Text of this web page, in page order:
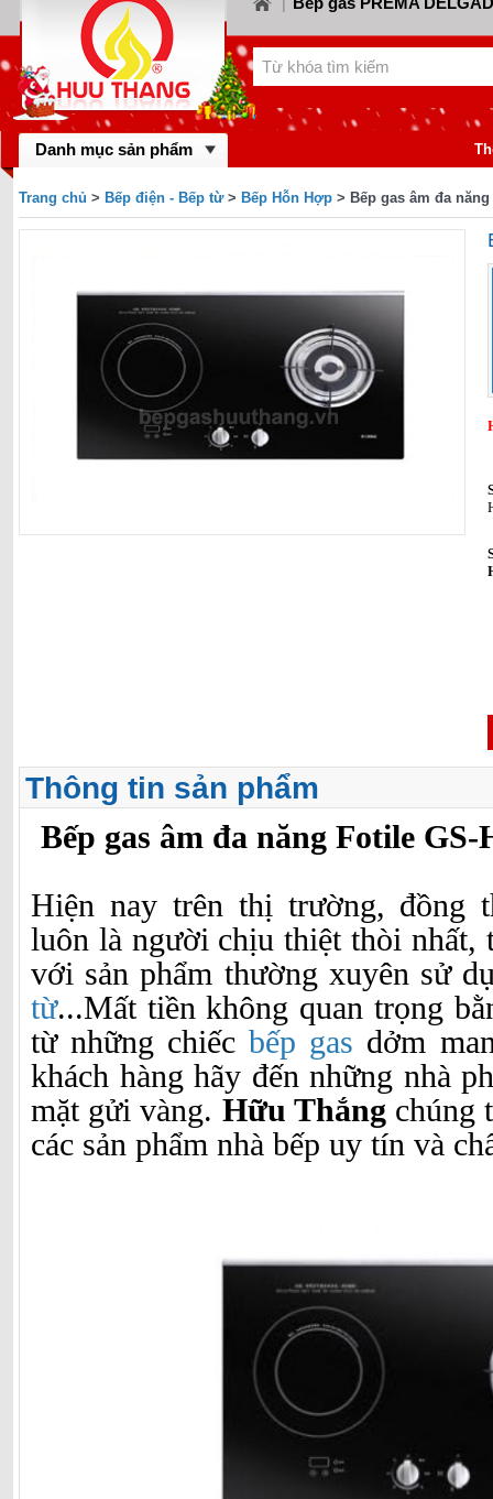
LORCA | Bếp gas CANZY |
KIWA | Bếp gas FABER
BINOVA Bếp gas MASTER
Bếp gas
BAUMATIC
BLUESTAR | Bếp gas
Danh mục sản phẩm
Trang chủ > Bếp điện - Bếp từ> Bếp Hỗn Hợp > Bếp gas âm đa
Thông tin sản phẩm
Bếp gas âm đa năng Fotile GS-
Hiện nay trên thị trường, đồng
luôn là người chịu thiệt thòi nhất,
với sản phẩm thường xuyên sử
từ...Mất tiền không quan trọng
từ những chiếcbếp gas dởm
khách hàng hãy đến những nhà
mặt gửi vàng. Hữu Thắng chúng
các sản phẩm nhà bếp uy tín và